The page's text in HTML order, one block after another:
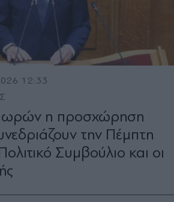
12:33
η προσχώρηση
την Πέμπτη
Συμβούλιο και οι